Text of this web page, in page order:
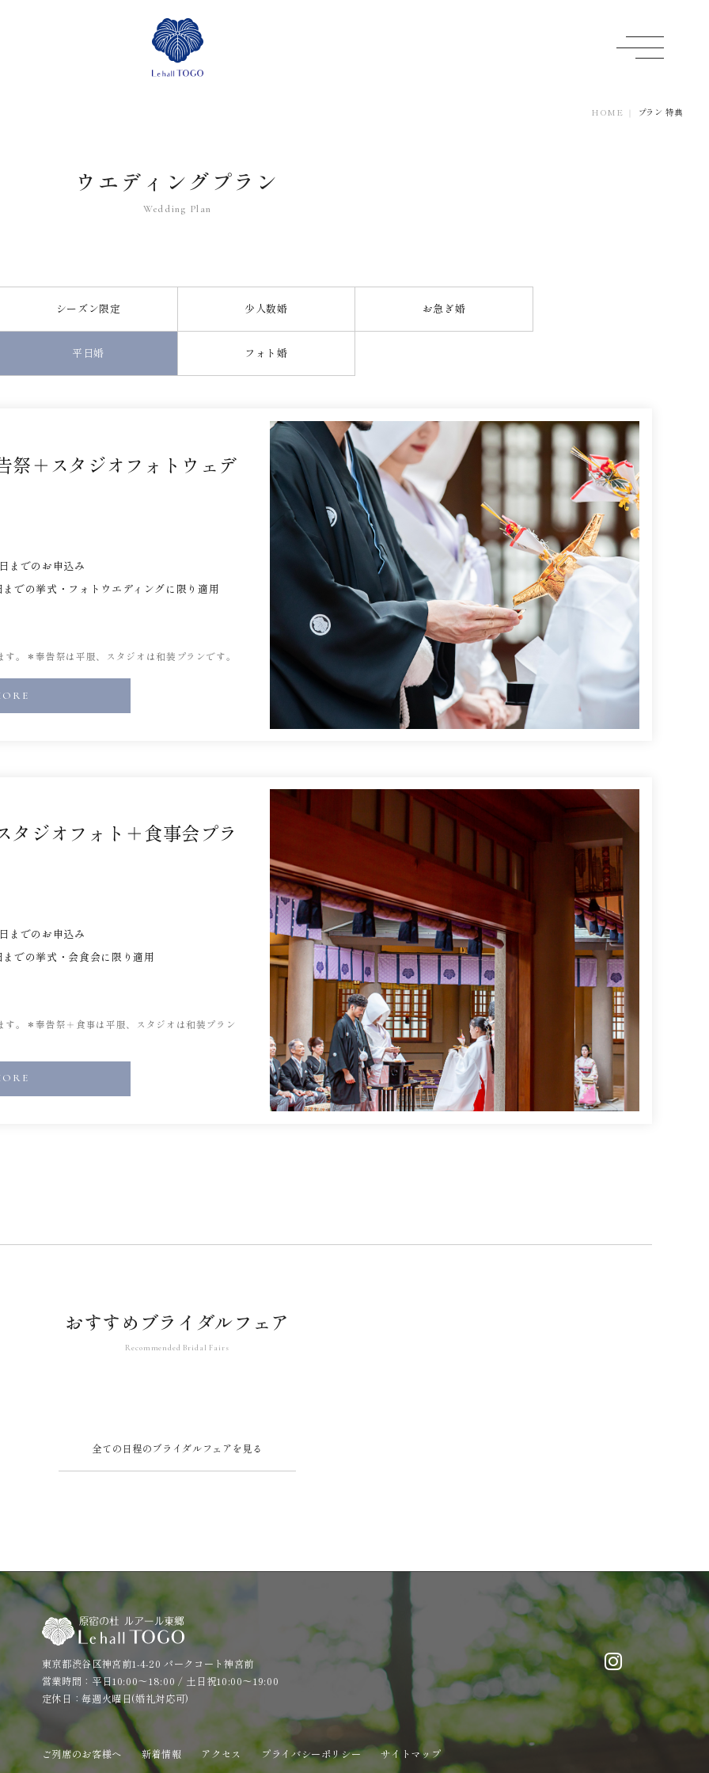
HOME プラン 特典
ウエディングプラン
シーズン限定 少人数婚 お急ぎ婚
平日婚 フォト婚
祭＋スタジオフォトウェデ
までのお申込み
での挙式・フォトウエディングに限り適用
。＊奉告祭は平服、スタジオは和装プランです。
タジオフォト＋食事会プラ
までのお申込み
での挙式・会食会に限り適用
。＊奉告祭＋食事は平服、スタジオは和装プラン
おすすめブライダルフェア
全ての日程のブライダルフェアを見る
東京都渋谷区神宮前1-4-20 パークコート神宮前
営業時間：平日10:00～18:00 / 土日祝10:00～19:00
定休日：毎週火曜日(婚礼対応可)
ご列席のお客様へ 新着情報 アクセス プライバシーポリシー サイトマップ